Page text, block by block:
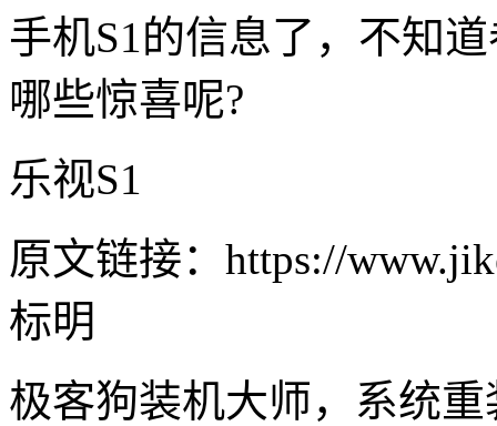
手机S1的信息了，不知
哪些惊喜呢?
乐视S1
原文链接：https://
标明
极客狗装机大师，系统